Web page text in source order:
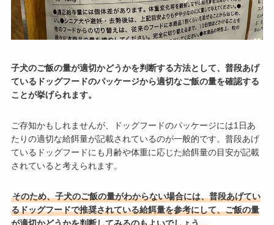
子犬のご飯の量が適切かどうかを判断する方法として、普段あげ
ているドッグフードのパッケージから適切なご飯の量を確認する
ことが挙げられます。
ご存知かもしれませんが、ドッグフードのパッケージには1日あ
たりの適切な給餌量が記載されているのが一般的です。普段あげ
ているドッグフードにも月齢や体重に応じた給餌量の目安が記載
されていると考えられます。
そのため、子犬のご飯の量がわからない場合には、普段あげてい
るドッグフードで推奨されている給餌量を参考にして、ご飯の量